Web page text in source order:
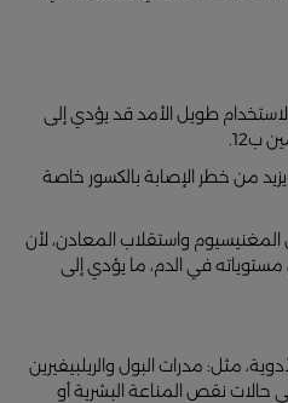
فيتامين ب12، لأن الاستخدام طويل الأمد قد يؤدي إلى
ب12.
من خطر الإصابة بالكسور خاصة
واستقلاب المعادن، لأن
في الدم، ما يؤدي إلى
مثل: مدرات البول والريلبيفيرين
نقص المناعة البشرية أو